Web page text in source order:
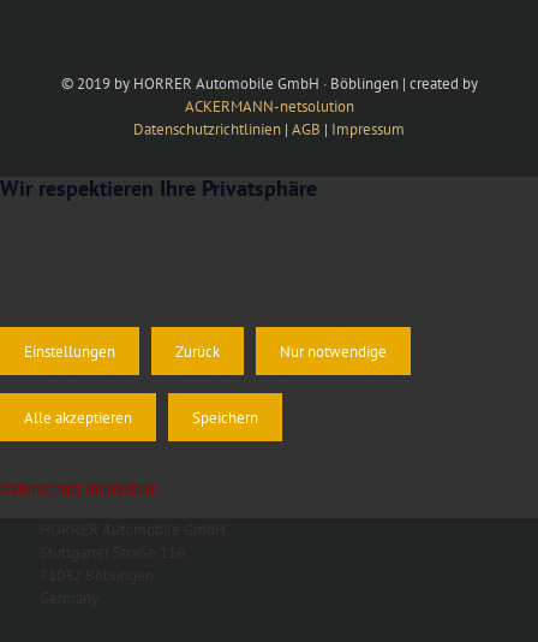
© 2019 by HORRER Automobile GmbH · Böblingen | created by
ACKERMANN-netsolution
Datenschutzrichtlinien | AGB | Impressum
Wir respektieren Ihre Privatsphäre
Einstellungen Zurück Nur notwendige
Alle akzeptieren Speichern
Datenschutz Impressum